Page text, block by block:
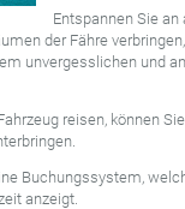
Entspannen Sie an
der Fähre
unvergesslichen und
reisen, können
Buchungssystem,
anzeigt.